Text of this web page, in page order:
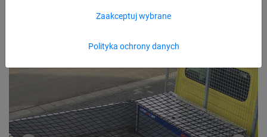
Polityka ochrony danych
Zaakceptuj wybrane